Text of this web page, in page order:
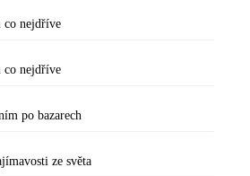
co nejdříve
co nejdříve
po bazarech
ze světa